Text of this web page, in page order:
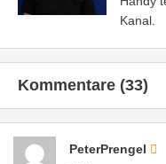
Kanal.
Kommentare (33)
PeterPrengel